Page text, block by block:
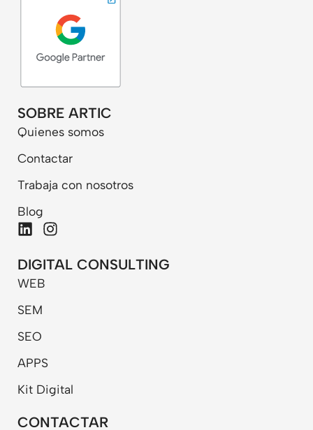
SOBRE ARTIC
Quienes somos
Contactar
Trabaja con nosotros
Blog
L
n
k
e
d
i
n
I
s
t
DIGITAL CONSULTING
WEB
SEM
SEO
APPS
Kit Digital
CONTACTAR